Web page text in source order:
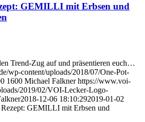
GEMILLI mit Erbsen und
Trend-Zug auf und präsentieren euch…
wp-content/uploads/2018/07/One-Pot-
1600 Michael Falkner https://www.voi-
2019/02/VOI-Lecker-Logo-
2018-12-06 18:10:292019-01-02
Rezept: GEMILLI mit Erbsen und